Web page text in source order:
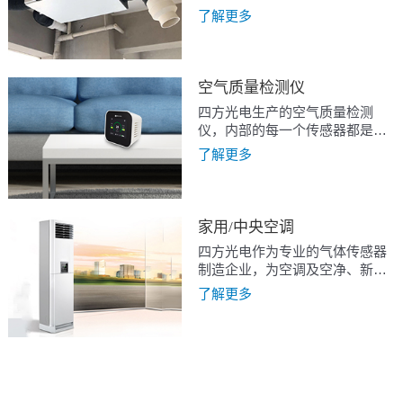
了单通道二氧化碳传感器
CM1106，双通道二氧化碳传感
CM1109，可以满足设备在各种
应用工况下的使用需求。
了解更多
空气质量检测仪
四方光电生产的空气质量检测
仪，内部的每一个传感器都是我
们自主研发与生产，执行
IATF16949汽车级质量管理体
了解更多
家用/中央空调
四方光电作为专业的气体传感器
制造企业，为空调及空净、新
风、空调一体机提供多种传感器
解决方案，其中包括颗粒物传感
了解更多